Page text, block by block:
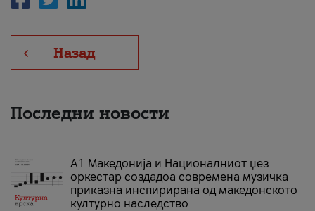
Назад
Последни новости
А1 Македонија и Националниот џез
оркестар создадоа современа музичка
приказна инспирирана од македонското
културно наследство